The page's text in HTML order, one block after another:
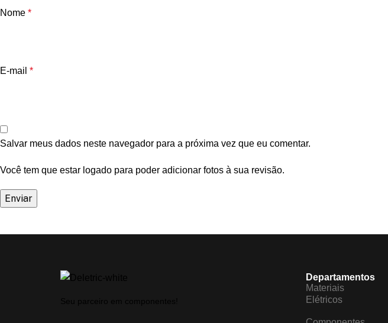
Nome *
E-mail *
Salvar meus dados neste navegador para a próxima vez que eu comentar.
Você tem que estar logado para poder adicionar fotos à sua revisão.
Departamentos
Materiais
Elétricos